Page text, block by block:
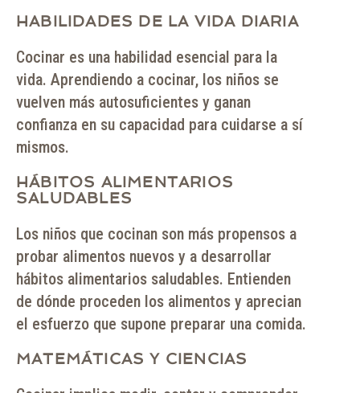
HABILIDADES DE LA VIDA DIARIA
Cocinar es una habilidad esencial para la
vida. Aprendiendo a cocinar, los niños se
vuelven más autosuficientes y ganan
confianza en su capacidad para cuidarse a sí
mismos.
HÁBITOS ALIMENTARIOS
SALUDABLES
Los niños que cocinan son más propensos a
probar alimentos nuevos y a desarrollar
hábitos alimentarios saludables. Entienden
de dónde proceden los alimentos y aprecian
el esfuerzo que supone preparar una comida.
MATEMÁTICAS Y CIENCIAS